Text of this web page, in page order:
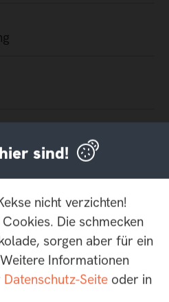
der Cookie!
unseren Fokus
sind!
nicht verzichten!
Die schmecken
sorgen aber für ein
Informationen
Datenschutz-Seite oder in